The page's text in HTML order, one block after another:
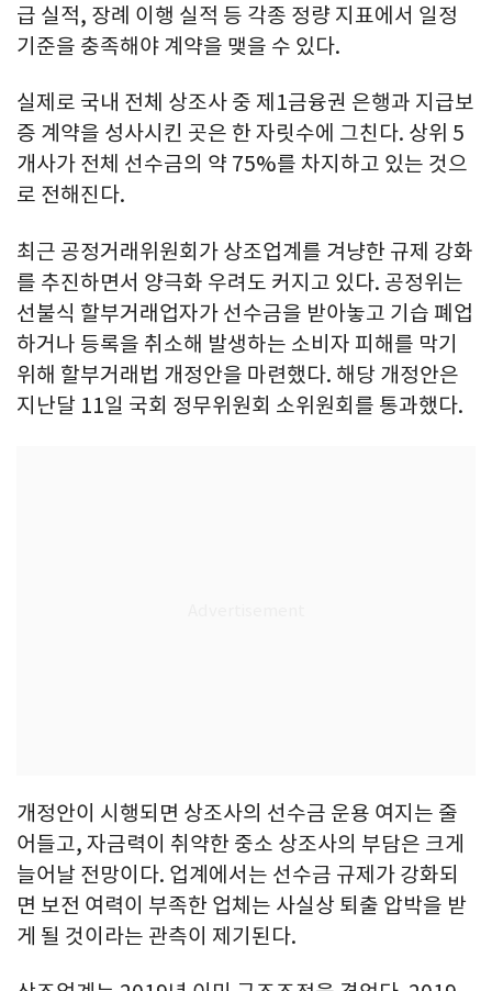
급 실적, 장례 이행 실적 등 각종 정량 지표에서 일정
기준을 충족해야 계약을 맺을 수 있다.
실제로 국내 전체 상조사 중 제1금융권 은행과 지급보
증 계약을 성사시킨 곳은 한 자릿수에 그친다. 상위 5
개사가 전체 선수금의 약 75%를 차지하고 있는 것으
로 전해진다.
최근 공정거래위원회가 상조업계를 겨냥한 규제 강화
를 추진하면서 양극화 우려도 커지고 있다. 공정위는
선불식 할부거래업자가 선수금을 받아놓고 기습 폐업
하거나 등록을 취소해 발생하는 소비자 피해를 막기
위해 할부거래법 개정안을 마련했다. 해당 개정안은
지난달 11일 국회 정무위원회 소위원회를 통과했다.
개정안이 시행되면 상조사의 선수금 운용 여지는 줄
어들고, 자금력이 취약한 중소 상조사의 부담은 크게
늘어날 전망이다. 업계에서는 선수금 규제가 강화되
면 보전 여력이 부족한 업체는 사실상 퇴출 압박을 받
게 될 것이라는 관측이 제기된다.